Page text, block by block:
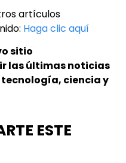
artículos
Haga clic aquí
sitio
las últimas noticias
tecnología, ciencia y
ESTE